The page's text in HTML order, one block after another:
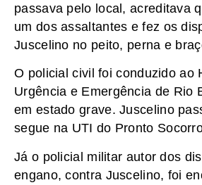
passava pelo local, acreditava
um dos assaltantes e fez os
Juscelino no peito, perna e
O policial civil foi conduzido ao
Urgência e Emergência de Rio
em estado grave. Juscelino
segue na UTI do Pronto
Já o policial militar autor dos
engano, contra Juscelino, foi